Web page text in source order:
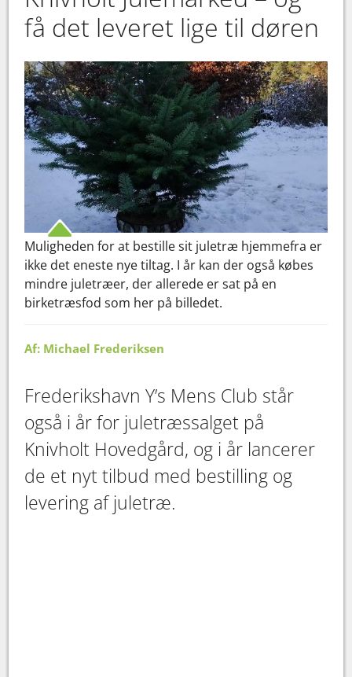
få det leveret lige til døren
Muligheden for at bestille sit juletræ hjemmefra er
ikke det eneste nye tiltag. I år kan der også købes
mindre juletræer, der allerede er sat på en
birketræsfod som her på billedet.
Af: Michael Frederiksen
Frederikshavn Y’s Mens Club står
også i år for juletræssalget på
Knivholt Hovedgård, og i år lancerer
de et nyt tilbud med bestilling og
levering af juletræ.